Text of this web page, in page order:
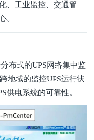
、工业监控、交通管
。
布式的UPS网络集中监
地域的监控UPS运行状
供电系统的可靠性。